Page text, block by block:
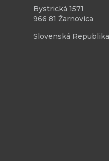
Bystrická 1571
966 81 Žarnovica
Slovenská Republika